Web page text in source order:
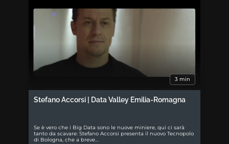
3 min
Stefano Accorsi | Data Valley Emilia-Romagna
Se è vero che i Big Data sono le nuove miniere, qui ci sarà
tanto da scavare: Stefano Accorsi presenta il nuovo Tecnopolo
di Bologna, che a breve…